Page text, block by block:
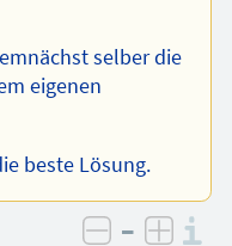
selber die
eigenen
beste Lösung.
–